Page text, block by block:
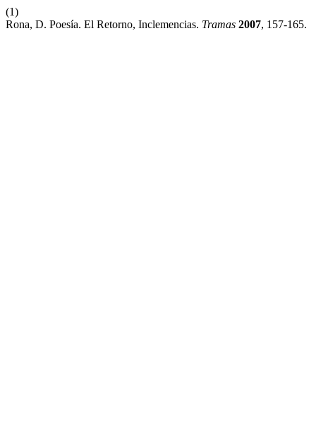
(1)
Rona, D. Poesía. El Retorno, Inclemencias. Tramas 2007, 157-165.